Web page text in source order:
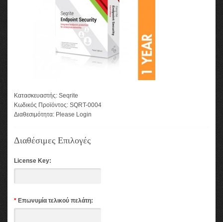
Κατασκευαστής: Seqrite
Κωδικός Προϊόντος: SQRT-0004
Διαθεσιμότητα: Please Login
Διαθέσιμες Επιλογές
License Key:
* Επωνυμία τελικού πελάτη: